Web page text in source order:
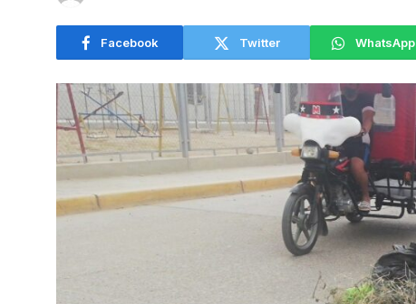
Facebook Twitter WhatsApp